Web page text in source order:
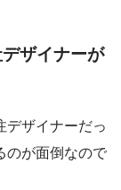
ザイナーが
デザイナーだっ
のが面倒なので